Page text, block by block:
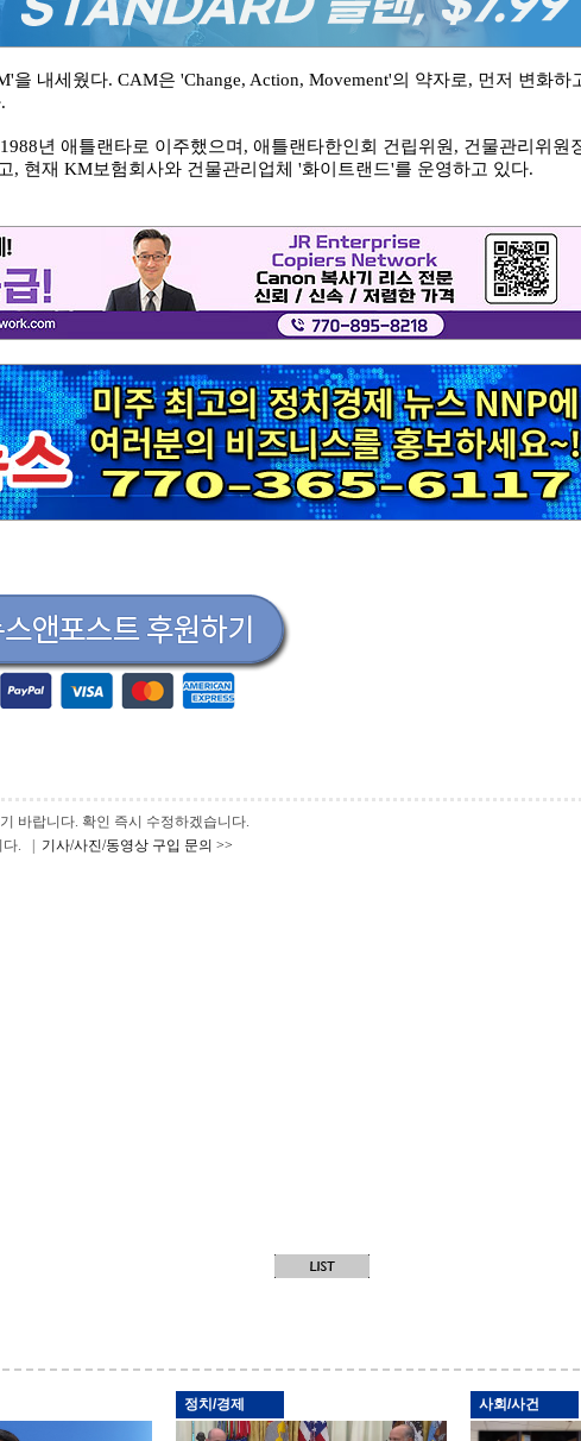
내세웠다. CAM은 'Change, Action, Movement'의 약자로, 먼저 변화하
년 애틀랜타로 이주했으며, 애틀랜타한인회 건립위원, 건물관리위원
, 현재 KM보험회사와 건물관리업체 '화이트랜드'를 운영하고 있다.
바랍니다. 확인 즉시 수정하겠습니다.
다. | 기사/사진/동영상 구입 문의 >>
정치/경제 사회/사건